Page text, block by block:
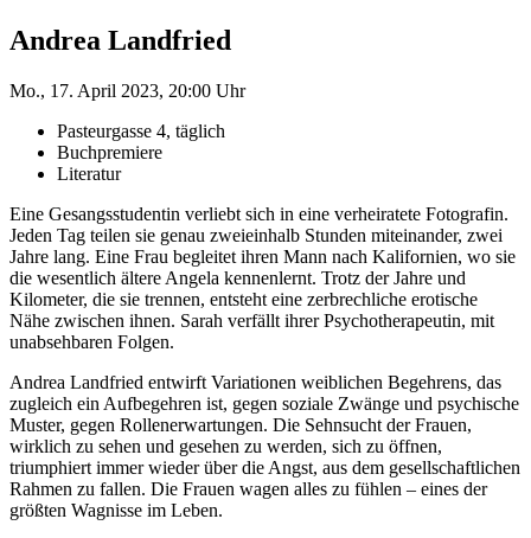
Andrea Landfried
Mo., 17. April 2023, 20:00 Uhr
Pasteurgasse 4, täglich
Buchpremiere
Literatur
Eine Gesangsstudentin verliebt sich in eine verheiratete Fotografin.
Jeden Tag teilen sie genau zweieinhalb Stunden miteinander, zwei
Jahre lang. Eine Frau begleitet ihren Mann nach Kalifornien, wo sie
die wesentlich ältere Angela kennenlernt. Trotz der Jahre und
Kilometer, die sie trennen, entsteht eine zerbrechliche erotische
Nähe zwischen ihnen. Sarah verfällt ihrer Psychotherapeutin, mit
unabsehbaren Folgen.
Andrea Landfried entwirft Variationen weiblichen Begehrens, das
zugleich ein Aufbegehren ist, gegen soziale Zwänge und psychische
Muster, gegen Rollenerwartungen. Die Sehnsucht der Frauen,
wirklich zu sehen und gesehen zu werden, sich zu öffnen,
triumphiert immer wieder über die Angst, aus dem gesellschaftlichen
Rahmen zu fallen. Die Frauen wagen alles zu fühlen – eines der
größten Wagnisse im Leben.